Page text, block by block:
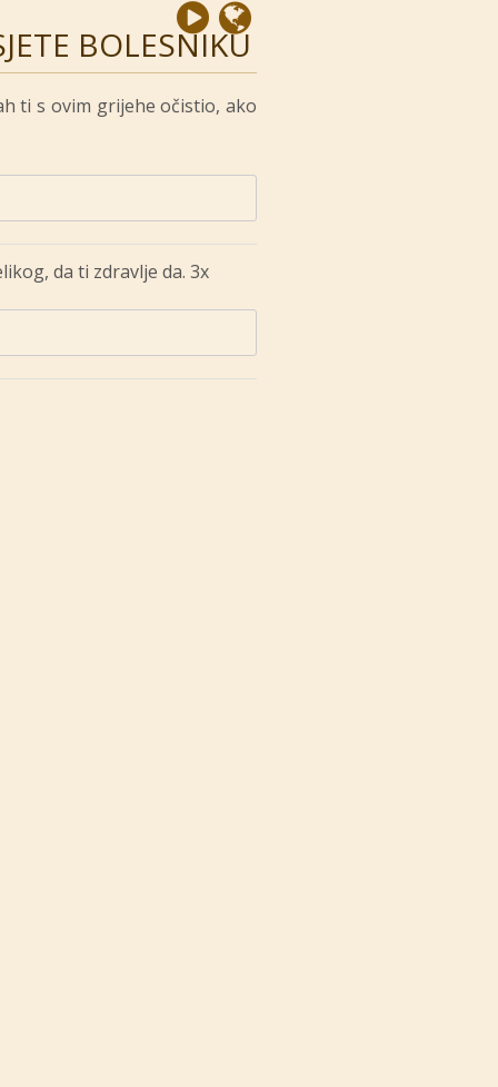
BOLESNIKU
ti s ovim grijehe očistio, ako
da ti zdravlje da. 3x